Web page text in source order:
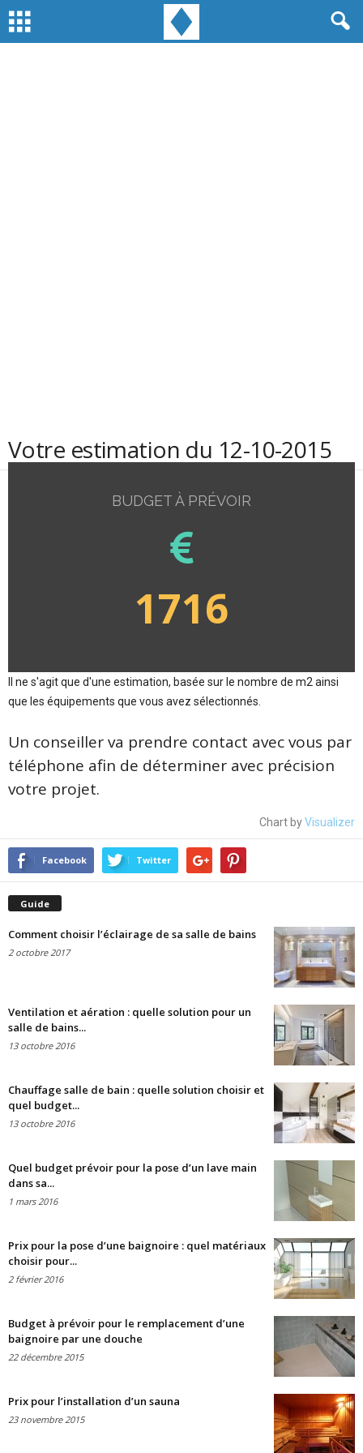
Votre estimation du 12-10-2015
BUDGET À PRÉVOIR
1716
Il ne s'agit que d'une estimation, basée sur le nombre de m2 ainsi
que les équipements que vous avez sélectionnés.
Un conseiller va prendre contact avec vous par
téléphone afin de déterminer avec précision
votre projet.
Chart byVisualizer
Facebook Twitter
Guide
Comment choisir l’éclairage de sa salle de bains
2 octobre 2017
Ventilation et aération : quelle solution pour un
salle de bains...
13 octobre 2016
Chauffage salle de bain : quelle solution choisir et
quel budget...
13 octobre 2016
Quel budget prévoir pour la pose d’un lave main
dans sa...
1 mars 2016
Prix pour la pose d’une baignoire : quel matériaux
choisir pour...
2 février 2016
Budget à prévoir pour le remplacement d’une
baignoire par une douche
22 décembre 2015
Prix pour l’installation d’un sauna
23 novembre 2015